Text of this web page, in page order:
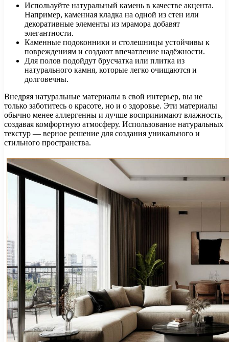
Используйте натуральный камень в качестве акцента.
Например, каменная кладка на одной из стен или
декоративные элементы из мрамора добавят
элегантности.
Каменные подоконники и столешницы устойчивы к
повреждениям и создают впечатление надёжности.
Для полов подойдут брусчатка или плитка из
натурального камня, которые легко очищаются и
долговечны.
Внедряя натуральные материалы в свой интерьер, вы не
только заботитесь о красоте, но и о здоровье. Эти материалы
обычно менее аллергенны и лучше воспринимают влажность,
создавая комфортную атмосферу. Использование натуральных
текстур — верное решение для создания уникального и
стильного пространства.